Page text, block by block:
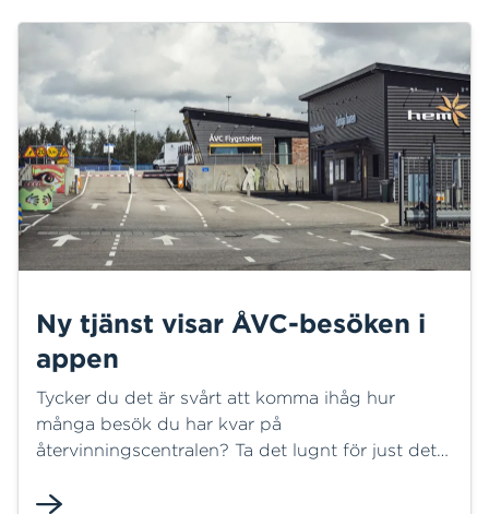
Ny tjänst visar ÅVC-besöken i
appen
Tycker du det är svårt att komma ihåg hur
många besök du har kvar på
återvinningscentralen? Ta det lugnt för just det
Mitt HEM.